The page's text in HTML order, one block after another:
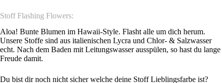
Stoff Flashing Flowers:
Aloa! Bunte Blumen im Hawaii-Style. Flasht alle um dich herum.
Unsere Stoffe sind aus italienischen Lycra und Chlor- & Salzwasser
echt. Nach dem Baden mit Leitungswasser ausspülen, so hast du lange
Freude damit.
Du bist dir noch nicht sicher welche deine Stoff Lieblingsfarbe ist?